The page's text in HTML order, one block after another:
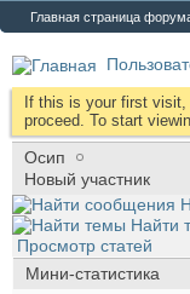
Главная страница
If this is your first
proceed. To start
Осип
Новый участник
Найти
Просмотр статей
Мини-статистика